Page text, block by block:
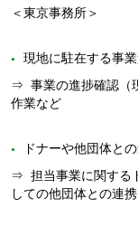
＜東京事務所＞
現地に駐在する事
⇒ 事業の進捗確認（
作業など
ドナーや他団体と
⇒ 担当事業に関する
しての他団体との連